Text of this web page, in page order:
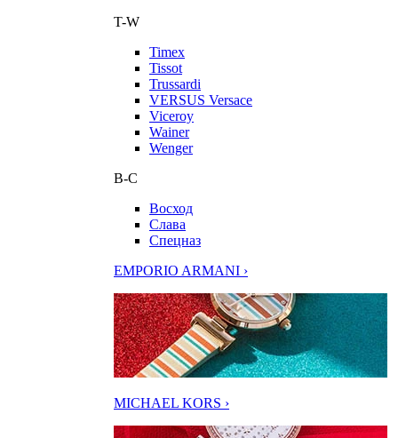
T-W
Timex
Tissot
Trussardi
VERSUS Versace
Viceroy
Wainer
Wenger
В-С
Восход
Слава
Спецназ
EMPORIO ARMANI ›
MICHAEL KORS ›